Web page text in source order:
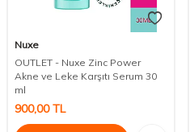
Nuxe
OUTLET - Nuxe Zinc Power
Akne ve Leke Karşıtı Serum 30
ml
900,00TL